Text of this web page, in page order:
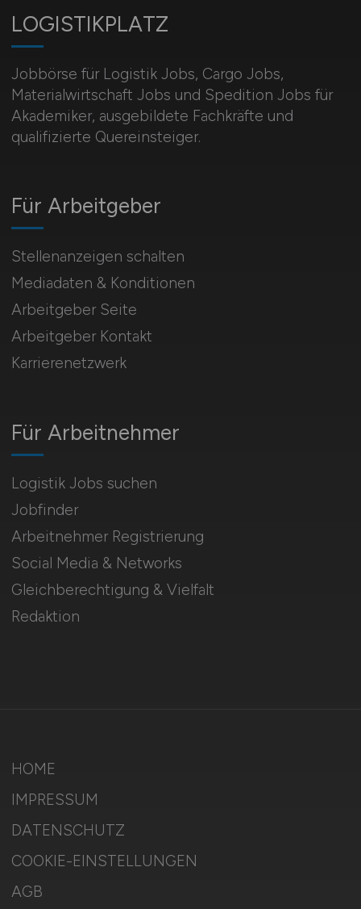
LOGISTIKPLATZ
Jobbörse für Logistik Jobs, Cargo Jobs,
Materialwirtschaft Jobs und Spedition Jobs für
Akademiker, ausgebildete Fachkräfte und
qualifizierte Quereinsteiger.
Für Arbeitnehmer
Logistik Jobs suchen
Jobfinder
Arbeitnehmer Registrierung
Social Media & Networks
Gleichberechtigung & Vielfalt
Redaktion
Für Arbeitgeber
Stellenanzeigen schalten
Mediadaten & Konditionen
Arbeitgeber Seite
Arbeitgeber Kontakt
Karrierenetzwerk
HOME
IMPRESSUM
DATENSCHUTZ
COOKIE-EINSTELLUNGEN
AGB